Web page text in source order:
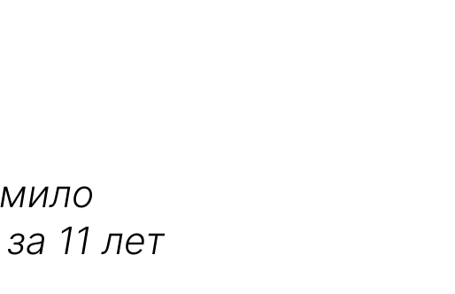
11 лет